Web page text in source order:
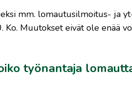
mm. lomautusilmoitus- ja
Muutokset eivät ole enää
työnantaja